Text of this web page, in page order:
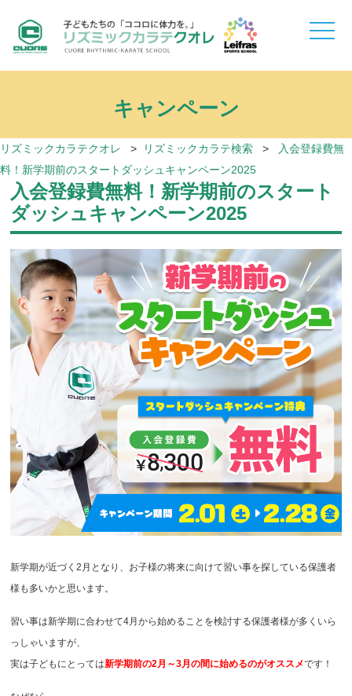
toggle
キャンペーン
リズミックカラテクオレ > リズミックカラテ検索 >
入会登録費無
料！新学期前のスタートダッシュキャンペーン2025
入会登録費無料！新学期前のスタート
ダッシュキャンペーン2025
新学期が近づく2月となり、お子様の将来に向けて習い事を探している保護者
様も多いかと思います。
習い事は新学期に合わせて4月から始めることを検討する保護者様が多くいら
っしゃいますが、
実は子どもにとっては新学期前の2月～3月の間に始めるのがオススメです！